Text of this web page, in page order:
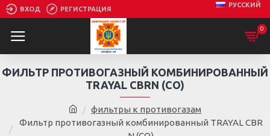
ВХОД РЕГИСТРАЦИЯ
РУССКИЙ
0
фильтры к противогазам
Фильтр противогазный комбинированный TRAYAL CBR
ФИЛЬТР ПРОТИВОГАЗНЫЙ КОМБИНИРОВАННЫЙ
TRAYAL CBRN (СО)